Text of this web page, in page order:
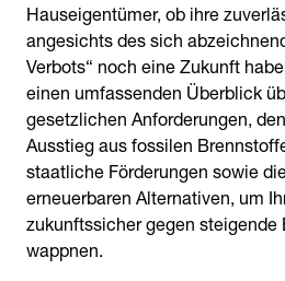
Hauseigentümer, ob ihre
angesichts des sich
Verbots“ noch eine Zukunft
einen umfassenden Überblick
gesetzlichen Anforderungen,
Ausstieg aus fossilen
staatliche Förderungen sowie
erneuerbaren Alternativen, um
zukunftssicher gegen steigende
wappnen.